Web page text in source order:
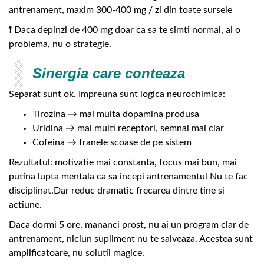
antrenament, maxim 300-400 mg / zi din toate sursele
❗ Daca depinzi de 400 mg doar ca sa te simti normal, ai o
problema, nu o strategie.
Sinergia care conteaza
Separat sunt ok. Impreuna sunt logica neurochimica:
Tirozina → mai multa dopamina produsa
Uridina → mai multi receptori, semnal mai clar
Cofeina → franele scoase de pe sistem
Rezultatul: motivatie mai constanta, focus mai bun, mai
putina lupta mentala ca sa incepi antrenamentul Nu te fac
disciplinat.Dar reduc dramatic frecarea dintre tine si
actiune.
Daca dormi 5 ore, mananci prost, nu ai un program clar de
antrenament, niciun supliment nu te salveaza. Acestea sunt
amplificatoare, nu solutii magice.